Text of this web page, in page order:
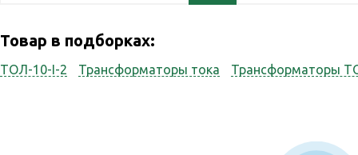
Товар в подборках:
ТОЛ-10-I-2 Трансформаторы тока Трансформаторы